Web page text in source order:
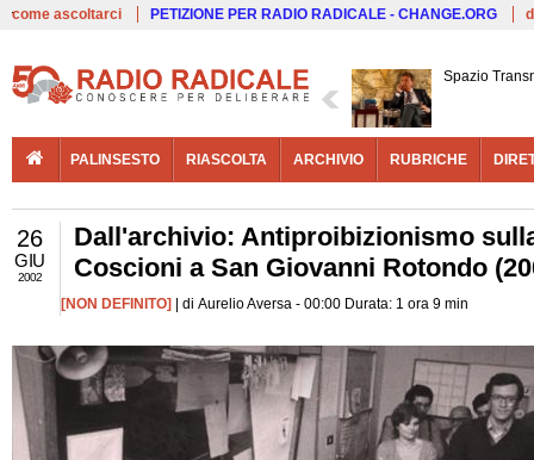
come ascoltarci PETIZIONE PER RADIO RADICALE - CHANGE.ORG
Spazio
PALINSESTO RIASCOLTA ARCHIVIO RUBRICHE
26
GIU
2002
Dall'archivio: Antiproibizionismo
Coscioni a San Giovanni Rotondo
[NON DEFINITO] | di Aurelio Aversa - 00:00 Durata: 1 ora 9 min